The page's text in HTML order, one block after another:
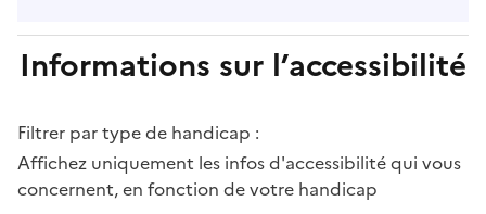
Informations sur l’accessibilité
Filtrer par type de handicap :
Affichez uniquement les infos d'accessibilité qui vous
concernent, en fonction de votre handicap